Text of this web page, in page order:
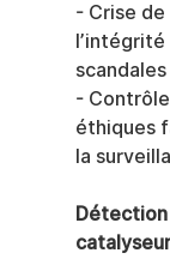
- Crise
-
éthiques
la
Détection